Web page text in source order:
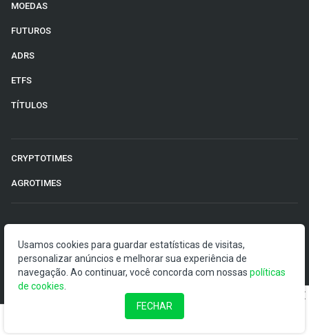
MOEDAS
FUTUROS
ADRS
ETFS
TÍTULOS
CRYPTOTIMES
AGROTIMES
O Money Times publica matérias de cunho jornalístico, que
visam a democratização da informação. Nossas
publicações devem ser compreendidas como boletins
anunciadores e divulgadores, e não como uma
Usamos cookies para guardar estatísticas de visitas,
personalizar anúncios e melhorar sua experiência de
navegação. Ao continuar, você concorda com nossas políticas
de cookies
FECHAR